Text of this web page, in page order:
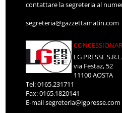
contattare la segreteria al
segreteria@gazzettamatin.com
LG PRESSE S.R.L.
via Festaz, 52
11100 AOSTA
Tel: 0165.231711
Fax: 0165.1820141
E-mailsegreteria@lgpresse.com